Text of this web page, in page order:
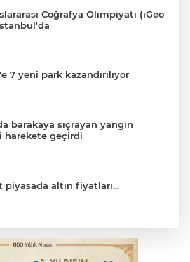
Coğrafya Olimpiyatı (iGeo
7 yeni park kazandırılıyor
barakaya sıçrayan yangın
harekete geçirdi
piyasada altın fiyatları...
primle çalışanlara müjde